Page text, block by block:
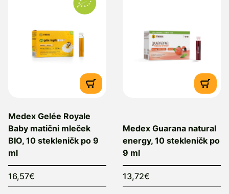
Medex Gelée Royale
Baby matični mleček
BIO, 10 stekleničk po 9
ml
16,57€
Medex Guarana natural
energy, 10 stekleničk po
9 ml
13,72€